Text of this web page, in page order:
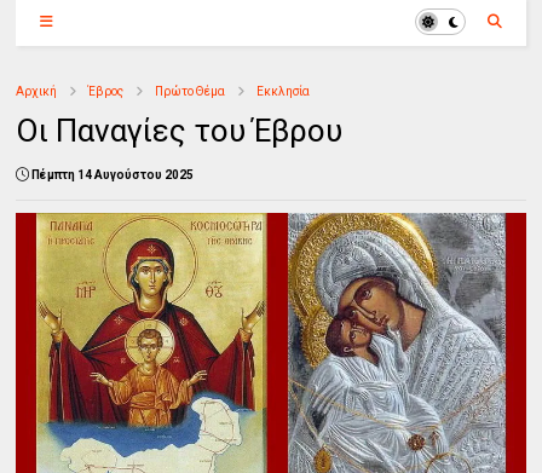
Αρχική Έβρος Πρώτο Θέμα Εκκλησία
Οι Παναγίες του Έβρου
Πέμπτη 14 Αυγούστου 2025